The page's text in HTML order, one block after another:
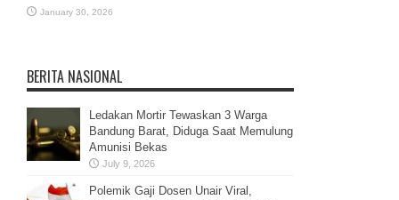
January 30, 2026
BERITA NASIONAL
Ledakan Mortir Tewaskan 3 Warga
Bandung Barat, Diduga Saat Memulung
Amunisi Bekas
July 9, 2026
Polemik Gaji Dosen Unair Viral,